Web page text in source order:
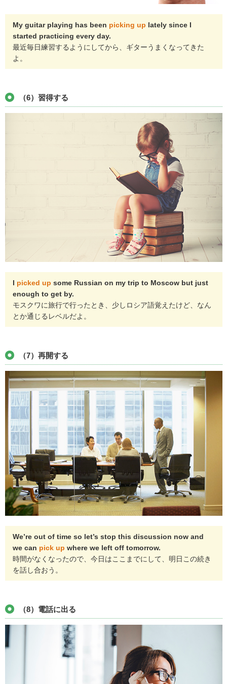
My guitar playing has been picking up lately since I
started practicing every day.
最近毎日練習するようにしてから、ギターうまくなってきた
よ。
（6）習得する
I picked up some Russian on my trip to Moscow but just
enough to get by.
モスクワに旅行で行ったとき、少しロシア語覚えたけど、なん
とか通じるレベルだよ。
（7）再開する
We’re out of time so let’s stop this discussion now and
we can pick up where we left off tomorrow.
時間がなくなったので、今日はここまでにして、明日この続き
を話し合おう。
（8）電話に出る